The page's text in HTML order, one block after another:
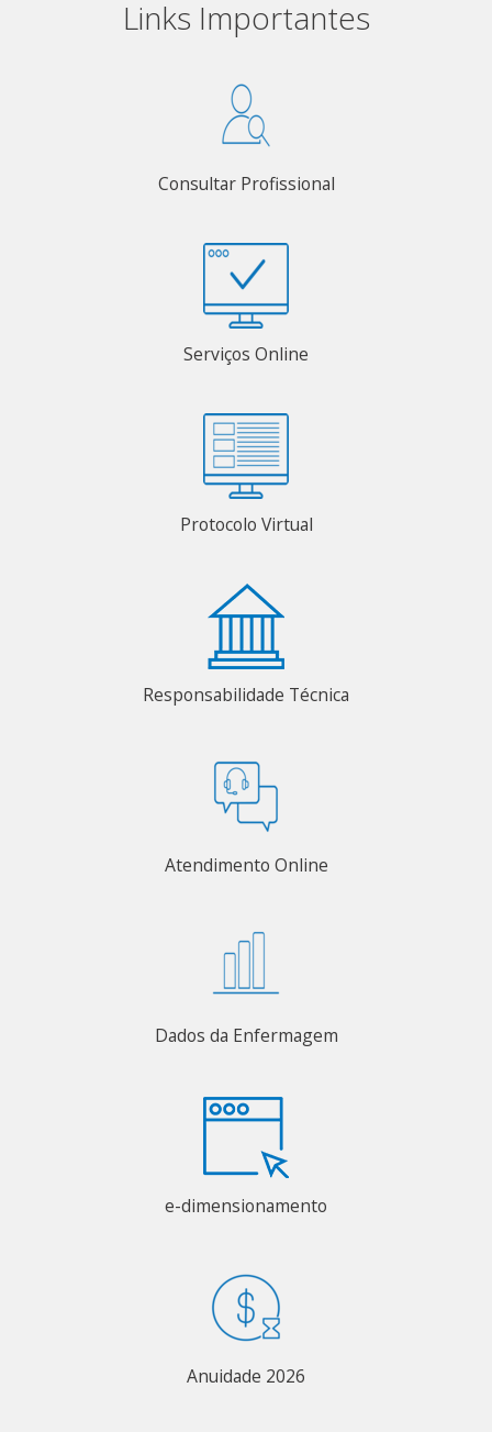
Links Importantes
Consultar Profissional
Serviços Online
Protocolo Virtual
Responsabilidade Técnica
Atendimento Online
Dados da Enfermagem
e-dimensionamento
Anuidade 2026